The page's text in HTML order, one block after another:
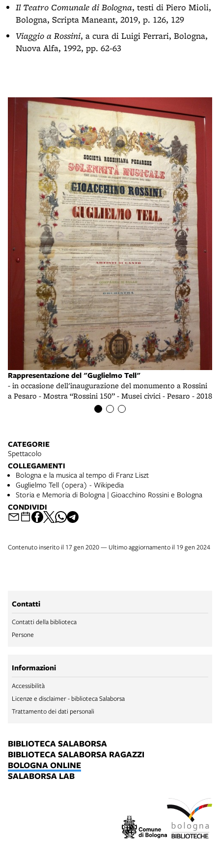
Il Teatro Comunale di Bologna, testi di Piero Mioli,
Bologna, Scripta Maneant, 2019, p. 126, 129
Viaggio a Rossini, a cura di Luigi Ferrari, Bologna,
Nuova Alfa, 1992, pp. 62-63
Rappresentazione del "Guglielmo Tell"
- in occasione dell'inaugurazione del monumento a Rossini
a Pesaro - Mostra “Rossini 150” - Musei civici - Pesaro - 2018
CATEGORIE
Spettacolo
COLLEGAMENTI
Bologna e la musica al tempo di Franz Liszt
Guglielmo Tell (opera) - Wikipedia
Storia e Memoria di Bologna | Gioacchino Rossini e Bologna
CONDIVIDI
Contenuto inserito il 17 gen 2020 — Ultimo aggiornamento il 19 gen 2024
Contatti
Contatti della biblioteca
Persone
Informazioni
Accessibilità
Licenze e disclaimer - biblioteca Salaborsa
Trattamento dei dati personali
BIBLIOTECA SALABORSA
BIBLIOTECA SALABORSA RAGAZZI
BOLOGNA ONLINE
SALABORSA LAB